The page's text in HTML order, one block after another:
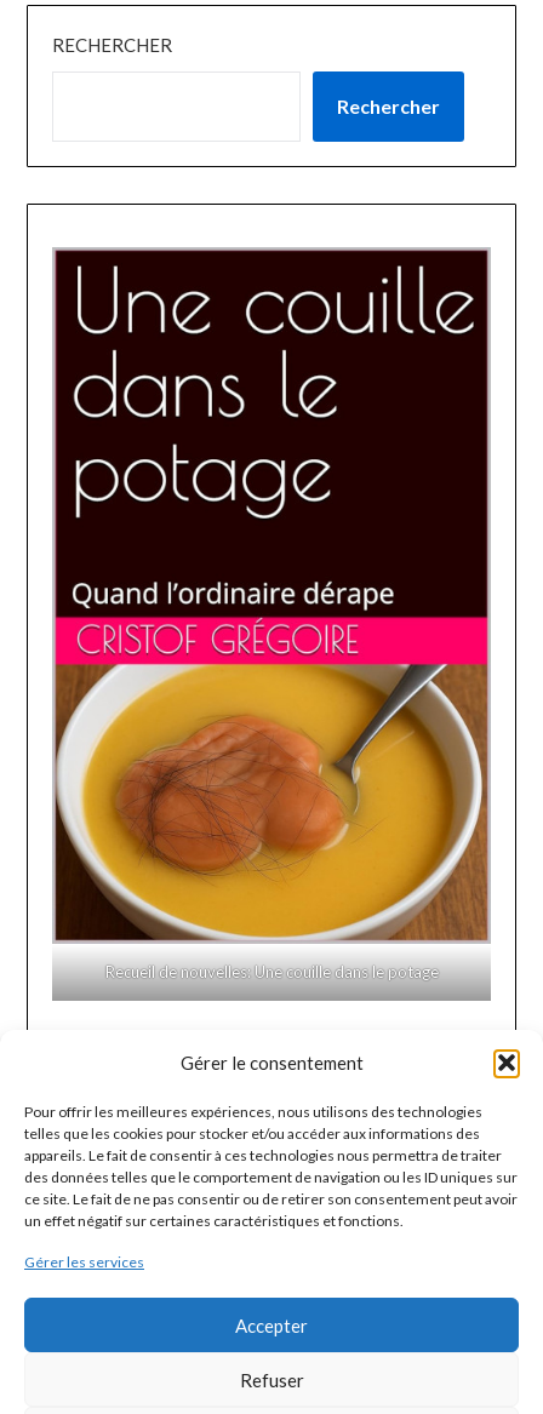
Gérer le consentement
Pour offrir les meilleures expériences, nous utilisons des technologies
telles que les cookies pour stocker et/ou accéder aux informations des
appareils. Le fait de consentir à ces technologies nous permettra de traiter
des données telles que le comportement de navigation ou les ID uniques sur
ce site. Le fait de ne pas consentir ou de retirer son consentement peut avoir
un effet négatif sur certaines caractéristiques et fonctions.
Gérer les services
Accepter
Refuser
RECHERCHER
Rechercher
Recueil de nouvelles: Une couille dans le potage
Page blanche
Ma Poubelle Histoire
Quatre murs font la paire
Rédemption